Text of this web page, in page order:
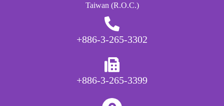
Taiwan (R.O.C.)
+886-3-265-3302
+886-3-265-3399